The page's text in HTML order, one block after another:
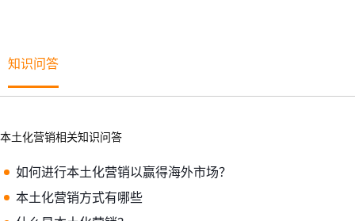
知识问答
本土化营销相关知识问答
如何进行本土化营销以赢得海外市场？
本土化营销方式有哪些